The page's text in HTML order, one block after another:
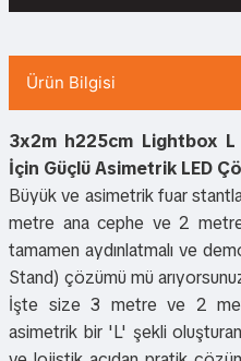
Ürün Bilgisi
3x2m h225cm Lightbox
İçin Güçlü Asimetrik LED
Büyük ve asimetrik fuar
metre ana cephe ve 2
tamamen aydınlatmalı ve
Stand) çözümü mü
İşte size 3 metre ve 2
asimetrik bir 'L' şekli